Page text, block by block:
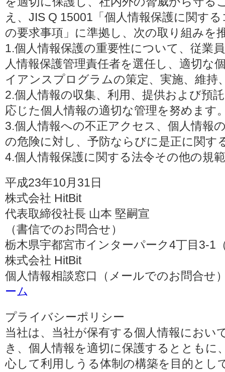
え、JIS Q 15001「個人情報保護に関す
の要求事項」に準拠し、次の取り組みを
1.個人情報保護の重要性について、従業
人情報保護管理責任者を選任し、適切な
イアンスプログラムの策定、実施、維持
2.個人情報の収集、利用、提供および預
応じた個人情報の適切な管理を努めます
3.個人情報への不正アクセス、個人情報
の危険に対し、予防ならびに是正に関す
4.個人情報保護に関する法令その他の規
平成23年10月31日
株式会社 HitBit
代表取締役社長 山本 堅嗣宣
（書信でのお問合せ）
栃木県宇都宮市インターパーク4丁目3-1
株式会社 HitBit
個人情報相談窓口（メールでのお問合せ
ーム
プライバシーポリシー
当社は、当社が保有する個人情報におい
き、個人情報を適切に保護するとともに
心して利用しうる体制の構築を目的とし